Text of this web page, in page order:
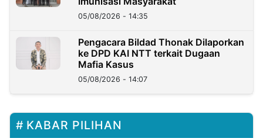
05/08/2026 - 14:35
Pengacara Bildad Thonak Dilaporkan
ke DPD KAI NTT terkait Dugaan
Mafia Kasus
05/08/2026 - 14:07
KABAR PILIHAN